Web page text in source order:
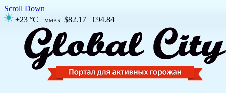
Scroll Down
+23 °C
ММВБ $82.17 €94.84